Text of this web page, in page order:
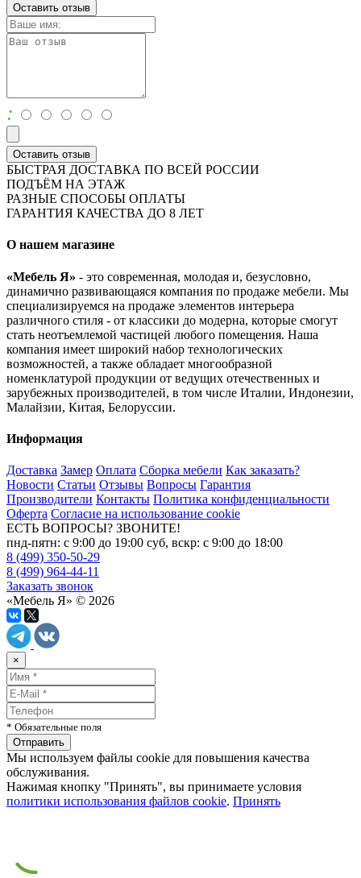
Оставить отзыв
:
Оставить отзыв
БЫСТРАЯ ДОСТАВКА ПО ВСЕЙ РОССИИ
ПОДЪЁМ НА ЭТАЖ
РАЗНЫЕ СПОСОБЫ ОПЛАТЫ
ГАРАНТИЯ КАЧЕСТВА ДО 8 ЛЕТ
О нашем магазине
«Мебель Я» - это современная, молодая и, безусловно,
динамично развивающаяся компания по продаже мебели. Мы
специализируемся на продаже элементов интерьера
различного стиля - от классики до модерна, которые смогут
стать неотъемлемой частицей любого помещения. Наша
компания имеет широкий набор технологических
возможностей, а также обладает многообразной
номенклатурой продукции от ведущих отечественных и
зарубежных производителей, в том числе Италии, Индонезии,
Малайзии, Китая, Белоруссии.
Информация
Доставка Замер Оплата Сборка мебели Как заказать?
Новости Статьи Отзывы Вопросы Гарантия
Производители Контакты Политика конфиденциальности
Оферта Согласие на использование cookie
ЕСТЬ ВОПРОСЫ? ЗВОНИТЕ!
пнд-пятн: с 9:00 до 19:00 суб, вскр: с 9:00 до 18:00
8 (499) 350-50-29
8 (499) 964-44-11
Заказать звонок
«Мебель Я» © 2026
×
* Обязательные поля
Мы используем файлы cookie для повышения качества
обслуживания.
Нажимая кнопку "Принять", вы принимаете условия
политики использования файлов cookie. Принять